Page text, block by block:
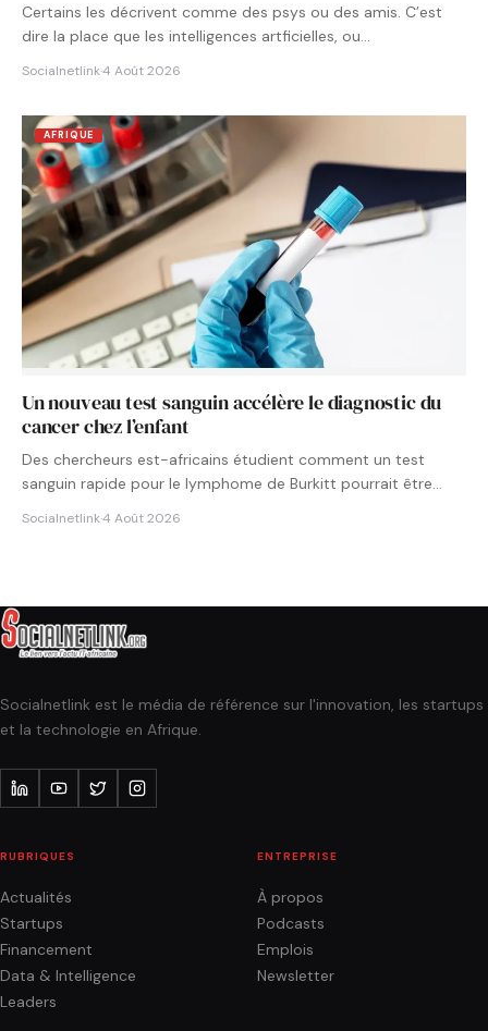
Certains les décrivent comme des psys ou des amis. C’est
dire la place que les intelligences artficielles, ou…
Socialnetlink·4 Août 2026
AFRIQUE
Un nouveau test sanguin accélère le diagnostic du
cancer chez l’enfant
Des chercheurs est-africains étudient comment un test
sanguin rapide pour le lymphome de Burkitt pourrait être
Socialnetlink·4 Août 2026
Socialnetlink est le média de référence sur l'innovation, les startups
et la technologie en Afrique.
RUBRIQUES
Actualités
Startups
Financement
Data & Intelligence
Leaders
ENTREPRISE
À propos
Podcasts
Emplois
Newsletter